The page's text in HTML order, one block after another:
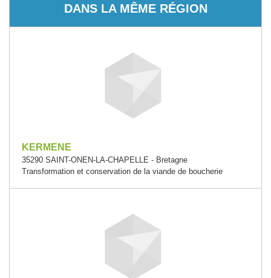
DANS LA MÊME RÉGION
KERMENE
35290 SAINT-ONEN-LA-CHAPELLE - Bretagne
Transformation et conservation de la viande de boucherie